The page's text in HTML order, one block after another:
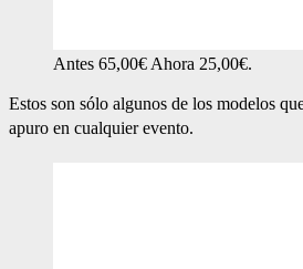
Antes 65,00€ Ahora 25,00€.
Estos son sólo algunos de los modelos
apuro en cualquier evento.